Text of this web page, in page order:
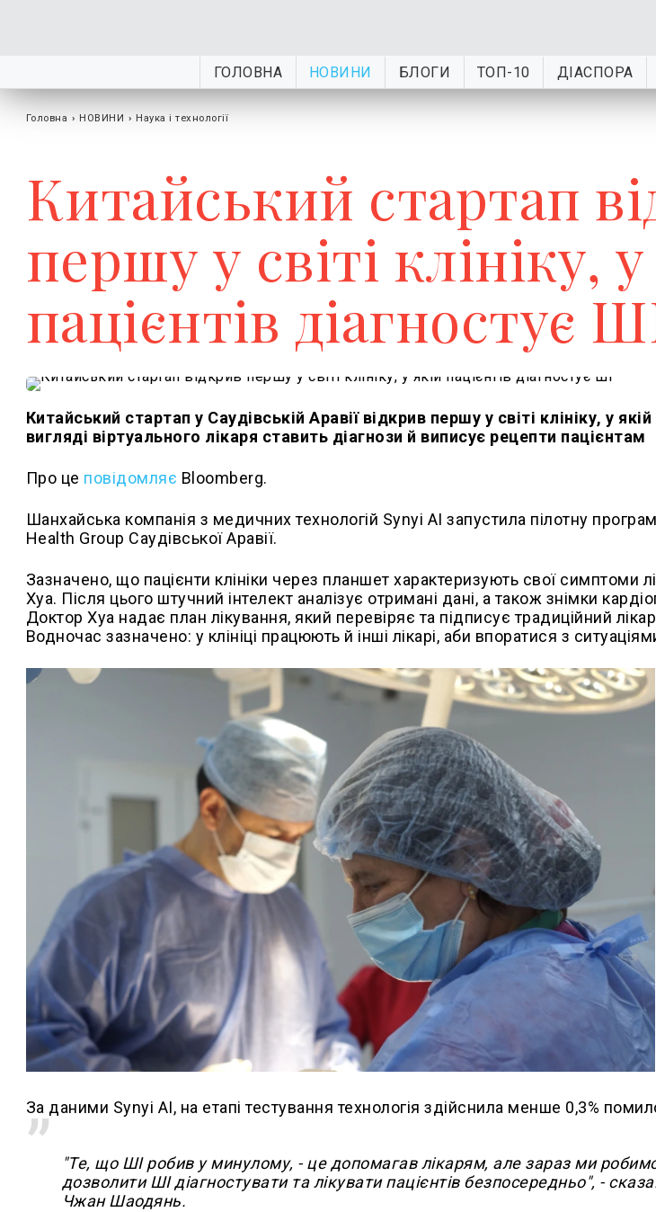
ГОЛОВНА НОВИНИ БЛОГИ ТОП-10 ДІАСПОРА
Головна › НОВИНИ › Наука і технології
Китайський стартап
першу у світі клініку,
пацієнтів діагностує
Китайський стартап у Саудівській Аравії відкрив першу у світі клініку, у
вигляді віртуального лікаря ставить діагнози й виписує рецепти пацієнтам
Про це повідомляє Bloomberg.
Шанхайська компанія з медичних технологій Synyi AI запустила пілотну
Health Group Саудівської Аравії.
Зазначено, що пацієнти клініки через планшет характеризують свої симптоми
Хуа. Після цього штучний інтелект аналізує отримані дані, а також знімки
Доктор Хуа надає план лікування, який перевіряє та підписує традиційний
Водночас зазначено: у клініці працюють й інші лікарі, аби впоратися з
За даними Synyi AI, на етапі тестування технологія здійснила менше 0,3%
"Те, що ШІ робив у минулому, - це допомагав лікарям, але зараз ми
дозволити ШІ діагностувати та лікувати пацієнтів безпосередньо", -
Чжан Шаодянь.